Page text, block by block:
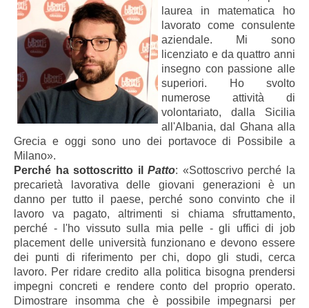
laurea in matematica ho
lavorato come consulente
aziendale. Mi sono
licenziato e da quattro anni
insegno con passione alle
superiori. Ho svolto
numerose attività di
volontariato, dalla Sicilia
all'Albania, dal Ghana alla
Grecia e oggi sono uno dei portavoce di Possibile a
Milano».
Perché ha sottoscritto ilPatto: «Sottoscrivo perché la
precarietà lavorativa delle giovani generazioni è un
danno per tutto il paese, perché sono convinto che il
lavoro va pagato, altrimenti si chiama sfruttamento,
perché - l'ho vissuto sulla mia pelle - gli uffici di job
placement delle università funzionano e devono essere
dei punti di riferimento per chi, dopo gli studi, cerca
lavoro. Per ridare credito alla politica bisogna prendersi
impegni concreti e rendere conto del proprio operato.
Dimostrare insomma che è possibile impegnarsi per